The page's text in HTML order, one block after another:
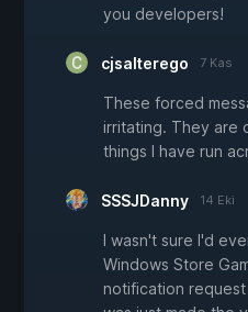
you developers!
cjsalterego 7 Kas
These forced
irritating. They are
things I have run
SSSJDanny 14 Eki
I wasn't sure I'd
Windows Store
notification